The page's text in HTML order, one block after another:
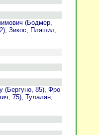
(Бодмер,
Зикос, Плашил,
(Бергуно, 85), Фро
75), Тулалан,